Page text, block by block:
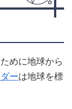
めに地球から
ーは地球を標